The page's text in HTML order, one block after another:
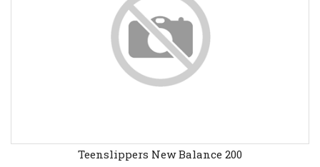
Teenslippers New Balance 200